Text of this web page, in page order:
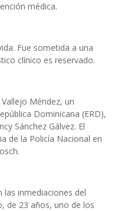
médica.
Fue sometida a una
clínico es reservado.
Méndez, un
Dominicana (ERD),
Sánchez Gálvez. El
de la Policía Nacional en
las inmediaciones del
de 23 años, uno de los